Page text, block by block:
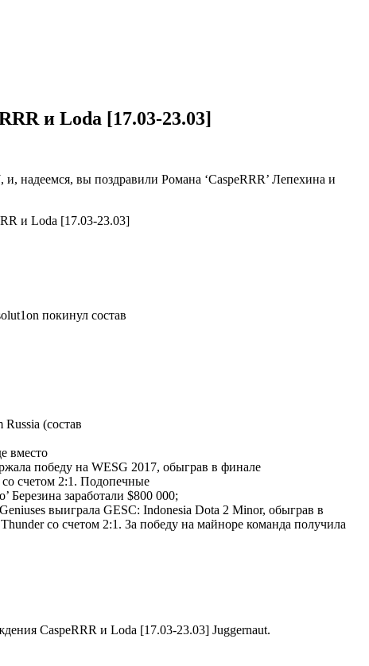
и Loda [17.03-23.03]
надеемся, вы поздравили Романа ‘CaspeRRR’ Лепехина и
покинул состав
Russia (состав
вместо
победу на WESG 2017, обыграв в финале
счетом 2:1. Подопечные
Березина заработали $800 000;
выиграла GESC: Indonesia Dota 2 Minor, обыграв в
со счетом 2:1. За победу на майноре команда получила
Juggernaut.